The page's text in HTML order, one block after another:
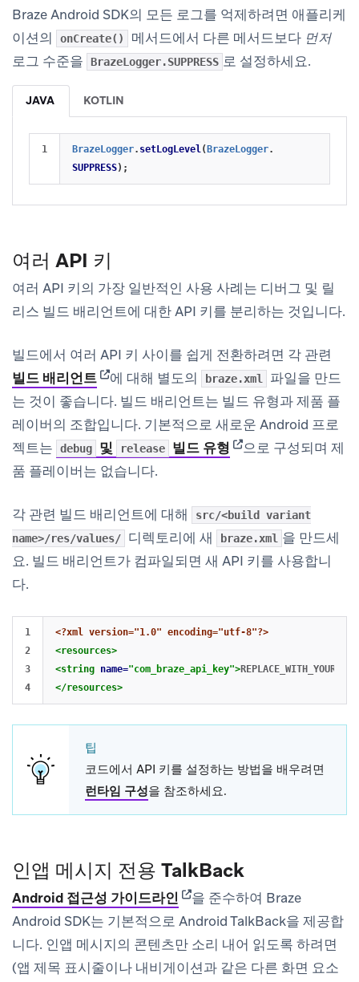
Braze Android SDK의 모든 로그를 억제하려면 애플리케
이션의
onCreate() 메서드에서 다른 메서드보다 먼저
로그 수준을
BrazeLogger.SUPPRESS 로 설정하세요.
JAVA KOTLIN
BrazeLogger. setLogLevel (BrazeLogger.
SUPPRESS);
여러 API 키
여러 API 키의 가장 일반적인 사용 사례는 디버그 및 릴
리스 빌드 배리언트에 대한 API 키를 분리하는 것입니다.
빌드에서 여러 API 키 사이를 쉽게 전환하려면 각 관련
빌드 배리언트(opens in new tab)
에 대해 별도의 braze.xml
파일을 만드
는 것이 좋습니다. 빌드 배리언트는 빌드 유형과 제품 플
레이버의 조합입니다. 기본적으로 새로운 Android 프로
젝트는
debug 및 release 빌드 유형 (opens in new tab)
으로 구성되며 제
품 플레이버는 없습니다.
각 관련 빌드 배리언트에 대해
src/<build variant
name>/res/values/
디렉토리에 새 braze.xml 을 만드세
요. 빌드 배리언트가 컴파일되면 새 API 키를 사용합니
다.
1
2
3
<?xml version="1.0" encoding="utf-8"?>
<resources>
<string name="com_braze_api_key">
</resources>
팁
코드에서 API 키를 설정하는 방법을 배우려면
런타임 구성을 참조하세요.
인앱 메시지 전용 TalkBack
Android 접근성 가이드라인 (opens in new tab)
을 준수하여 Braze
Android SDK는 기본적으로 Android TalkBack을 제공합
니다. 인앱 메시지의 콘텐츠만 소리 내어 읽도록 하려면
(앱 제목 표시줄이나 내비게이션과 같은 다른 화면 요소